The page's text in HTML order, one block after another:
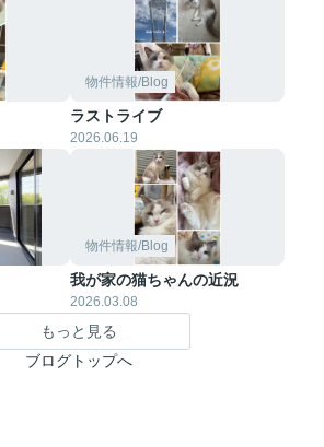
物件情報/Blog
ラストライブ
2026.06.19
物件情報/Blog
我が家の猫ちゃんの近況
2026.03.08
もっと見る
ブログトップへ